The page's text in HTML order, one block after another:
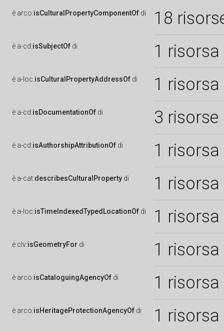
è arco:isCulturalPropertyComponentOf di 18
è a-cd:isSubjectOf di 1 risorsa
è a-loc:isCulturalPropertyAddressOf di 1 risorsa
è a-cd:isDocumentationOf di 3 risorse
è a-cd:isAuthorshipAttributionOf di 1 risorsa
è a-cat:describesCulturalProperty di 1 risorsa
è a-loc:isTimeIndexedTypedLocationOf di 1 risorsa
è clv:isGeometryFor di 1 risorsa
è arco:isCataloguingAgencyOf di 1 risorsa
è arco:isHeritageProtectionAgencyOf di 1 risorsa